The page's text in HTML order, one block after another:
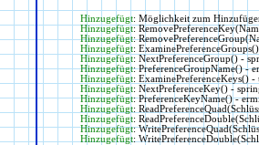
Hinzugefügt: Möglichkeit zum
Hinzugefügt:
Hinzugefügt:
Hinzugefügt:
Hinzugefügt: NextPreferenceGroup() -
Hinzugefügt: PreferenceGroupName() -
Hinzugefügt: ExaminePreferenceKeys() -
Hinzugefügt: NextPreferenceKey() -
Hinzugefügt: PreferenceKeyName() -
Hinzugefügt:
Hinzugefügt:
Hinzugefügt:
Hinzugefügt: